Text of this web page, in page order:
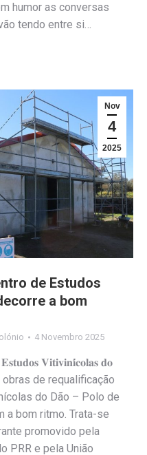
humor as conversas
tendo entre si…
Nov
4
2025
de Estudos
a bom
4 Novembro 2025
𝐕𝐢𝐭𝐢𝐯𝐢𝐧𝐢́𝐜𝐨𝐥𝐚𝐬 𝐝𝐨
obras de requalificação
do Dão – Polo de
a bom ritmo. Trata-se
promovido pela
PRR e pela União